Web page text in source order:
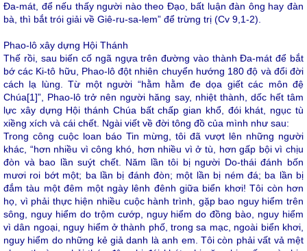
Đa-mát, để nếu thấy người nào theo Đạo, bất luận đàn ông hay đàn
bà, thì bắt trói giải về Giê-ru-sa-lem” để trừng trị (Cv 9,1-2).
Phao-lô xây dựng Hội Thánh
Thế rồi, sau biến cố ngã ngựa trên đường vào thành Đa-mát để bắt
bớ các Ki-tô hữu, Phao-lô đột nhiên chuyển hướng 180 độ và đổi đời
cách lạ lùng. Từ một người “hằm hằm đe dọa giết các môn đệ
Chúa[1]”, Phao-lô trở nên người hăng say, nhiệt thành, dốc hết tâm
lực xây dựng Hội thánh Chúa bất chấp gian khổ, đói khát, ngục tù
xiềng xích và cái chết. Ngài viết về đời tông đồ của mình như sau:
Trong công cuộc loan báo Tin mừng, tôi đã vượt lên những người
khác, “hơn nhiều vì công khó, hơn nhiều vì ở tù, hơn gấp bội vì chịu
đòn và bao lần suýt chết. Năm lần tôi bị người Do-thái đánh bốn
mươi roi bớt một; ba lần bị đánh đòn; một lần bị ném đá; ba lần bị
đắm tàu một đêm một ngày lênh đênh giữa biển khơi! Tôi còn hơn
họ, vì phải thực hiện nhiều cuộc hành trình, gặp bao nguy hiểm trên
sông, nguy hiểm do trộm cướp, nguy hiểm do đồng bào, nguy hiểm
vì dân ngoại, nguy hiểm ở thành phố, trong sa mạc, ngoài biển khơi,
nguy hiểm do những kẻ giả danh là anh em. Tôi còn phải vất vả mệt